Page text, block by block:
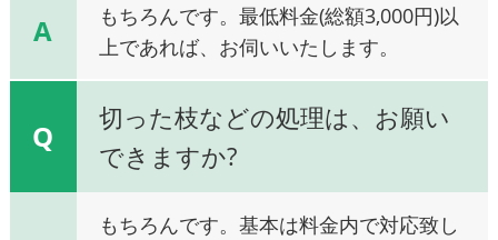
A
もちろんです。最低料金(総額3,000円)以
上であれば、お伺いいたします。
Q
切った枝などの処理は、お願い
できますか?
もちろんです。基本は料金内で対応致し